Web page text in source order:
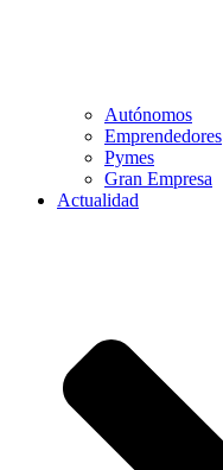
Autónomos
Emprendedores
Pymes
Gran Empresa
Actualidad